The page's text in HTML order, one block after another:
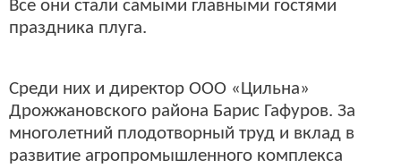
Все они стали самыми главными гостями
праздника плуга.
Среди них и директор ООО «Цильна»
Дрожжановского района Барис Гафуров. За
многолетний плодотворный труд и вклад в
развитие агропромышленного комплекса